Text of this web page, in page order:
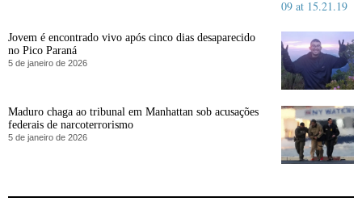
Jovem é encontrado vivo após cinco dias desaparecido
no Pico Paraná
5 de janeiro de 2026
Maduro chaga ao tribunal em Manhattan sob acusações
federais de narcoterrorismo
5 de janeiro de 2026